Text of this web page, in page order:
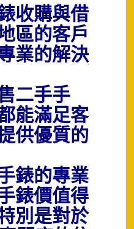
收購與借
區的客戶
業的解決
二手手
能滿足客
供優質的
錶的專業
錶價值得
別是對於